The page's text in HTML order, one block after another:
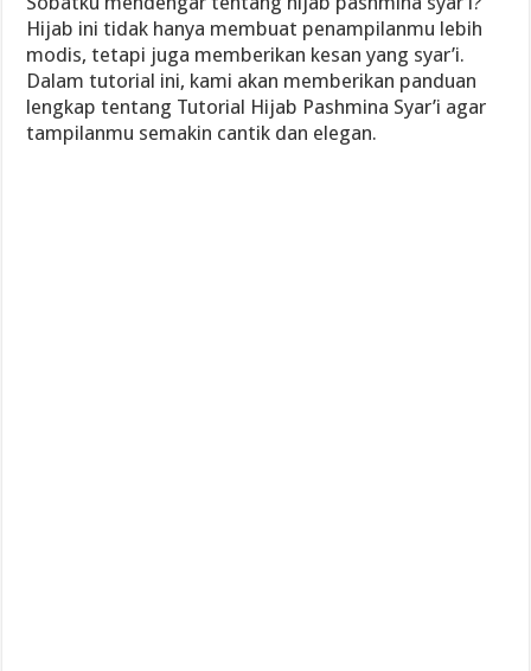
Hijab ini tidak hanya membuat penampilanmu lebih
modis, tetapi juga memberikan kesan yang syar’i.
Dalam tutorial ini, kami akan memberikan panduan
lengkap tentang Tutorial Hijab Pashmina Syar’i agar
tampilanmu semakin cantik dan elegan.